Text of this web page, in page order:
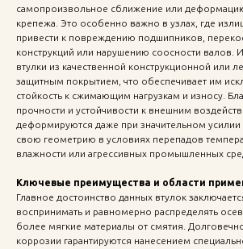
самопроизвольное сближение или
крепежа. Это особенно важно в узлах, где
привести к повреждению подшипников,
конструкций или нарушению соосности валов.
втулки из качественной конструкционной или
защитным покрытием, что обеспечивает им
стойкость к сжимающим нагрузкам и износу.
прочности и устойчивости к внешним
деформируются даже при значительном усилии
свою геометрию в условиях перепадов
влажности или агрессивных промышленных
Ключевые преимущества и области
Главное достоинство данных втулок
воспринимать и равномерно распределять
более мягкие материалы от смятия.
коррозии гарантируются нанесением